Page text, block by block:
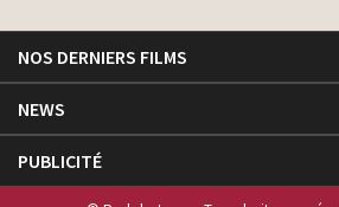
NOS DERNIERS FILMS
NEWS
PUBLICITÉ